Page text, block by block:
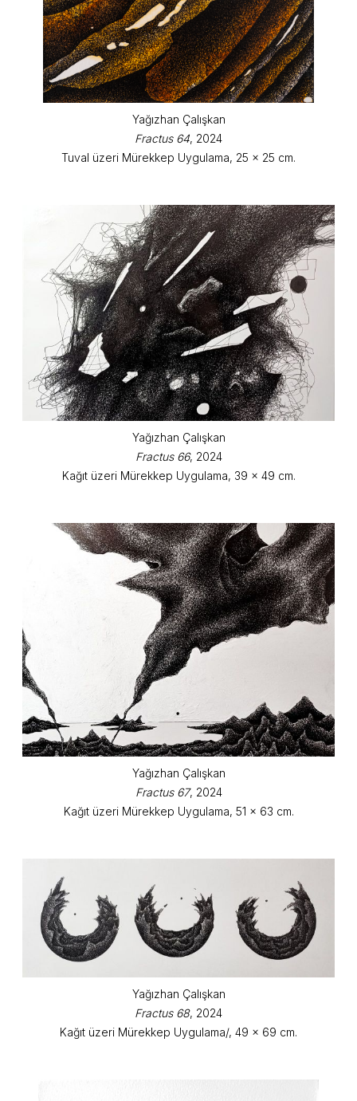
Yağızhan Çalışkan
Fractus 64, 2024
Tuval üzeri Mürekkep Uygulama, 25 x 25 cm.
Yağızhan Çalışkan
Fractus 66, 2024
Kağıt üzeri Mürekkep Uygulama, 39 x 49 cm.
Yağızhan Çalışkan
Fractus 67, 2024
Kağıt üzeri Mürekkep Uygulama, 51 x 63 cm.
Yağızhan Çalışkan
Fractus 68, 2024
Kağıt üzeri Mürekkep Uygulama/, 49 x 69 cm.